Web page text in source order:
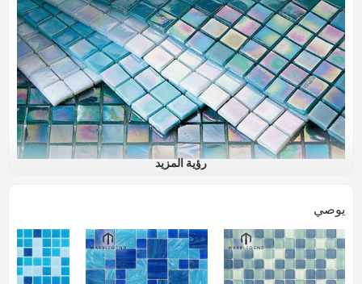
رقم الصنف.
PFM-GM001
المواد
زجاج
الحجم (مم)
300x300mm ، 320x320mm ، 800x800mm ، حسب
رؤية المزيد
يوصي